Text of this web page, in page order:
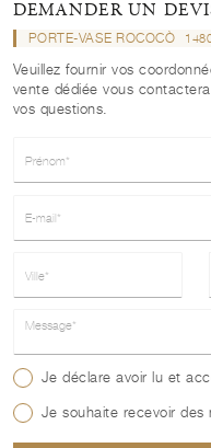
DEMANDER UN
PORTE-VASE ROCOCÒ
Veuillez fournir vos
vente dédiée vous
vos questions.
Message*
Je déclare avoir lu et
Je souhaite recevoir des